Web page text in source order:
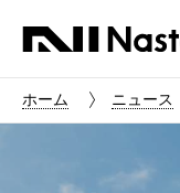
ホーム ニュース